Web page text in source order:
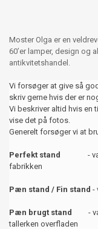
Moster Olga er en
60’er lamper, design og
antikvitetshandel.
Vi forsøger at give så
skriv gerne hvis der er
Vi beskriver altid hvis en
vise det på fotos.
Generelt forsøger vi at
Perfekt stand - varen
fabrikken
Pæn stand / Fin stand -
Pæn brugt stand
-
tallerken overfladen